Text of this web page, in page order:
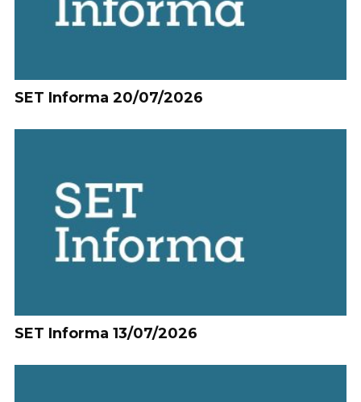
SET Informa 20/07/2026
SET Informa 13/07/2026